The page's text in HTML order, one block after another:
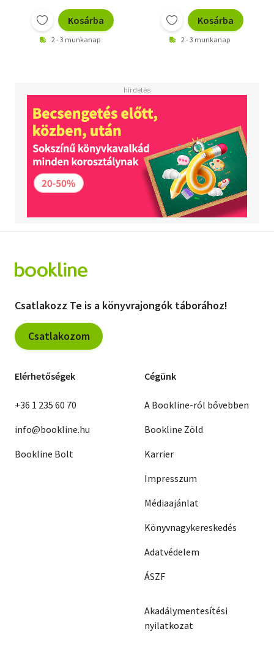
Kosárba
2 - 3 munkanap
Kosárba
2 - 3 munkanap
Csatlakozz Te is a könyvrajongók táborához!
Csatlakozom
Elérhetőségek
+36 1 235 60 70
info@bookline.hu
Bookline Bolt
Cégünk
A Bookline-ról bővebben
Bookline Zöld
Karrier
Impresszum
Médiaajánlat
Könyvnagykereskedés
Adatvédelem
ÁSZF
Akadálymentesítési
nyilatkozat